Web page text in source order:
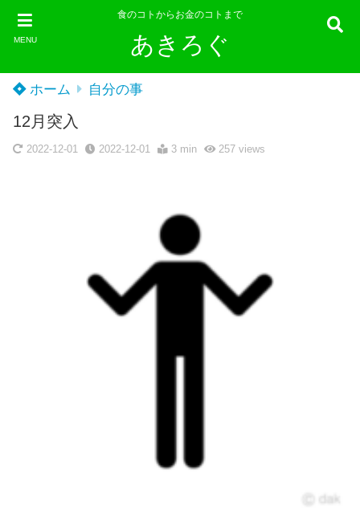
MENU
食のコトからお金のコトまで
あきろぐ
ホーム 自分の事
12月突入
2022-12-01 2022-12-01 3 min 257 views